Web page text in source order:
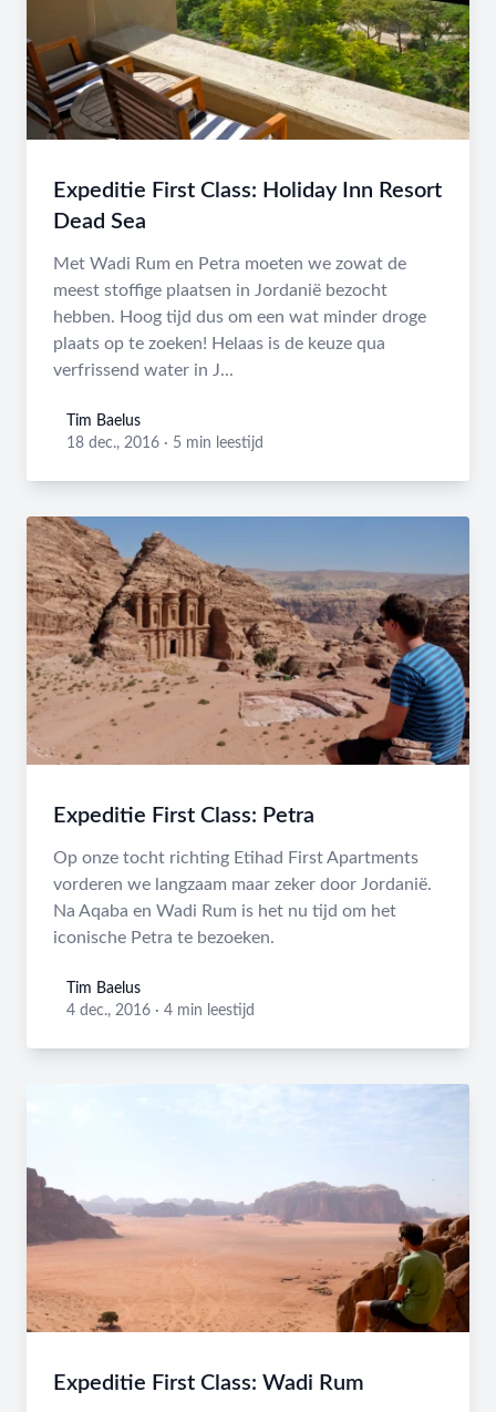
Expeditie First Class: Holiday Inn Resort
Dead Sea
Met Wadi Rum en Petra moeten we zowat de
meest stoffige plaatsen in Jordanië bezocht
hebben. Hoog tijd dus om een wat minder droge
plaats op te zoeken! Helaas is de keuze qua
verfrissend water in J...
Tim Baelus
Tim Baelus
18 dec., 2016 · 5 min leestijd
Expeditie First Class: Petra
Op onze tocht richting Etihad First Apartments
vorderen we langzaam maar zeker door Jordanië.
Na Aqaba en Wadi Rum is het nu tijd om het
iconische Petra te bezoeken.
Tim Baelus
Tim Baelus
4 dec., 2016 · 4 min leestijd
Expeditie First Class: Wadi Rum